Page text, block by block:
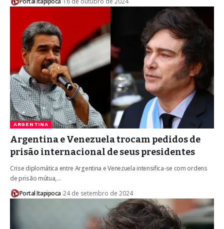
ARGENTINA
Argentina e Venezuela trocam pedidos de
prisão internacional de seus presidentes
Crise diplomática entre Argentina e Venezuela intensifica-se com ordens
de prisão mútua,…
Portal Itapipoca 24 de setembro de 2024